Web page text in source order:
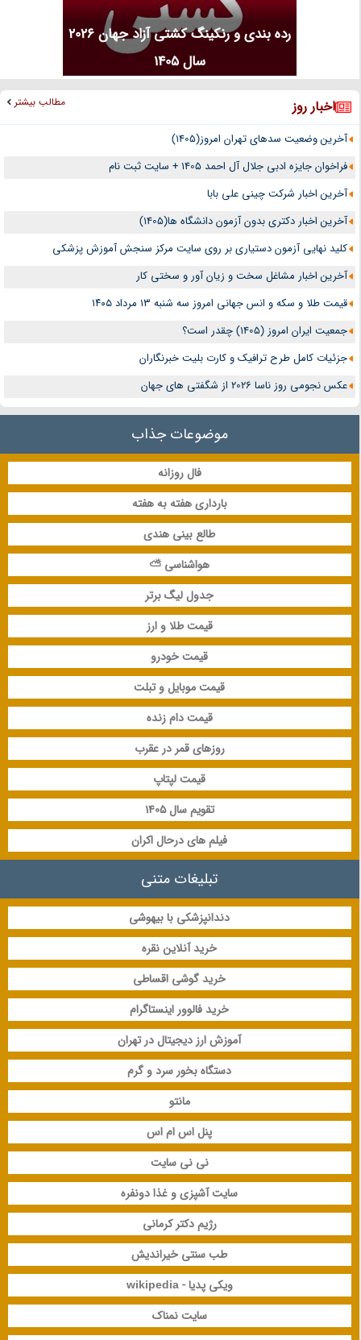
رده بندی و رنکینگ کشتی آزاد جهان 2026
سال 1405
اخبار روز مطالب بیشتر
آخرین وضعیت سدهای تهران امروز(1405)
فراخوان جایزه ادبی جلال آل احمد 1405 + سایت ثبت نام
آخرین اخبار شرکت چینی علی بابا
آخرین اخبار دکتری بدون آزمون دانشگاه ها(1405)
کلید نهایی آزمون دستیاری بر روی سایت مرکز سنجش آموزش پزشکی
آخرین اخبار مشاغل سخت و زیان آور و سختی کار
قیمت طلا و سکه و انس جهانی امروز سه شنبه ۱۳ مرداد ۱۴۰۵
جمعیت ایران امروز (1405) چقدر است؟
جزئیات کامل طرح ترافیک و کارت بلیت خبرنگاران
عکس نجومی روز ناسا 2026 از شگفتی های جهان
موضوعات جذاب
فال روزانه
بارداری هفته به هفته
طالع بینی هندی
هواشناسی ⛅
جدول لیگ برتر
قیمت طلا و ارز
قیمت خودرو
قیمت موبایل و تبلت
قیمت دام زنده
روزهای قمر در عقرب
قیمت لپتاپ
تقویم سال 1405
فیلم های درحال اکران
تبلیغات متنی
دندانپزشکی با بیهوشی
خرید آنلاین نقره
خرید گوشی اقساطی
خرید فالوور اینستاگرام
آموزش ارز دیجیتال در تهران
دستگاه بخور سرد و گرم
مانتو
پنل اس ام اس
نی نی سایت
سایت آشپزی و غذا دونفره
رژیم دکتر کرمانی
طب سنتی خیراندیش
ویکی پدیا - wikipedia
سایت نمناک